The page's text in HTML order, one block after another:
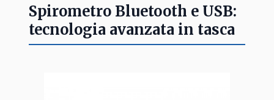
Spirometro Bluetooth e USB:
tecnologia avanzata in tasca